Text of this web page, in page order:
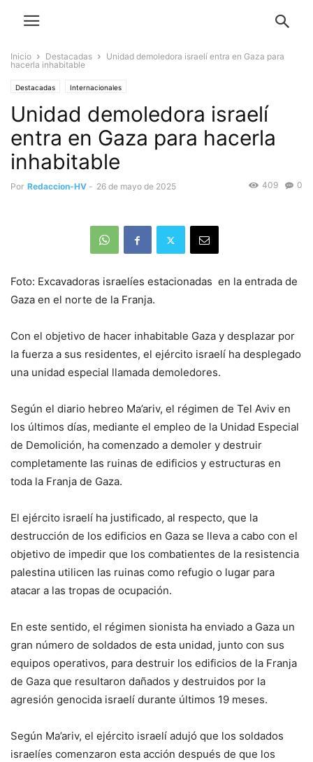
Inicio Destacadas
Unidad demoledora israelí entra en Gaza para
hacerla inhabitable
Destacadas Internacionales
Unidad demoledora israelí
entra en Gaza para hacerla
inhabitable
Por Redaccion-HV - 26 de mayo de 2025 0
409
Foto: Excavadoras israelíes estacionadas en la entrada de
Gaza en el norte de la Franja.
Con el objetivo de hacer inhabitable Gaza y desplazar por
la fuerza a sus residentes, el ejército israelí ha desplegado
una unidad especial llamada demoledores.
Según el diario hebreo Ma’ariv, el régimen de Tel Aviv en
los últimos días, mediante el empleo de la Unidad Especial
de Demolición, ha comenzado a demoler y destruir
completamente las ruinas de edificios y estructuras en
toda la Franja de Gaza.
El ejército israelí ha justificado, al respecto, que la
destrucción de los edificios en Gaza se lleva a cabo con el
objetivo de impedir que los combatientes de la resistencia
palestina utilicen las ruinas como refugio o lugar para
atacar a las tropas de ocupación.
En este sentido, el régimen sionista ha enviado a Gaza un
gran número de soldados de esta unidad, junto con sus
equipos operativos, para destruir los edificios de la Franja
de Gaza que resultaron dañados y destruidos por la
agresión genocida israelí durante últimos 19 meses.
Según Ma’ariv, el ejército israelí adujó que los soldados
israelíes comenzaron esta acción después de que los